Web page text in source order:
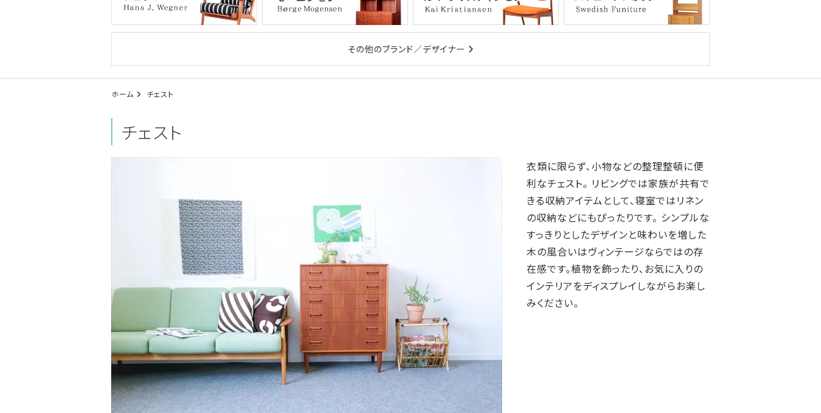
その他のブランド／デザイナー
ホーム チェスト
チェスト
衣類に限らず、小物などの整理整頓に便
利なチェスト。 リビングでは家族が共有で
きる収納アイテムとして、寝室ではリネン
の収納などにもぴったりです。 シンプルな
すっきりとしたデザインと味わいを増した
木の風合いはヴィンテージならではの存
在感です。植物を飾ったり、お気に入りの
インテリアをディスプレイしながらお楽し
みください。